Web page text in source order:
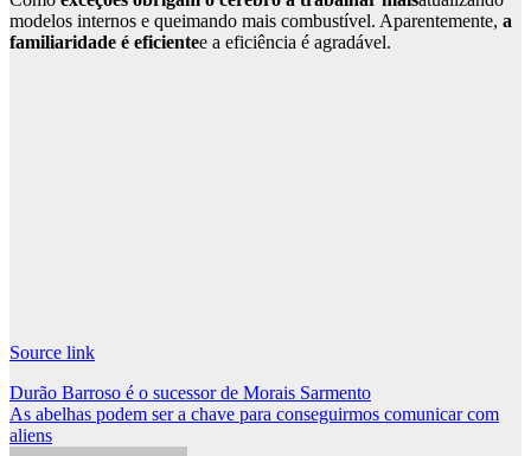
modelos internos e queimando mais combustível. Aparentemente, a
familiaridade é eficientee a eficiência é agradável.
Source link
Post
navigation
Durão Barroso é o sucessor de Morais Sarmento
As abelhas podem ser a chave para conseguirmos comunicar com
aliens